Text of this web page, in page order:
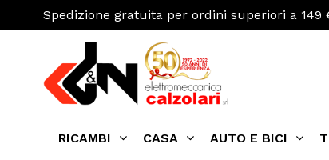
Spedizione gratuita per ordini superiori a 149
RICAMBI CASA AUTO E BICI